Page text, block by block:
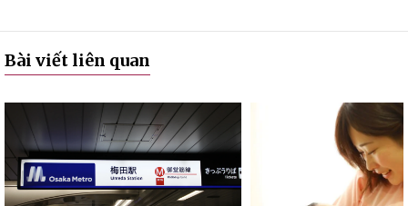
Bài viết liên quan